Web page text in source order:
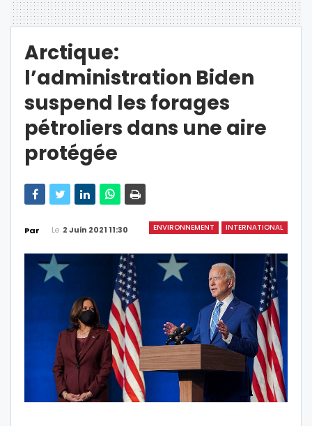
Arctique:
l’administration Biden
suspend les forages
pétroliers dans une aire
protégée
ENVIRONNEMENT INTERNATIONAL
Par Le 2 Juin 2021 11:30